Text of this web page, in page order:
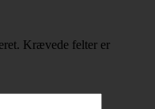
Krævede felter er